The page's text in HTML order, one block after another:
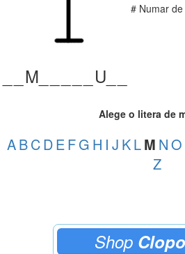
# Numar de
M_ U_
Alege o litera de
ABCDEFG H I J KLM NO
Z
Shop